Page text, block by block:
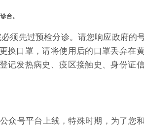
台。
须先过预检分诊。请您响应政府的
换口罩，请将使用后的口罩丢弃在
记发热病史、疫区接触史、身份证
众号平台上线，特殊时期，为了您